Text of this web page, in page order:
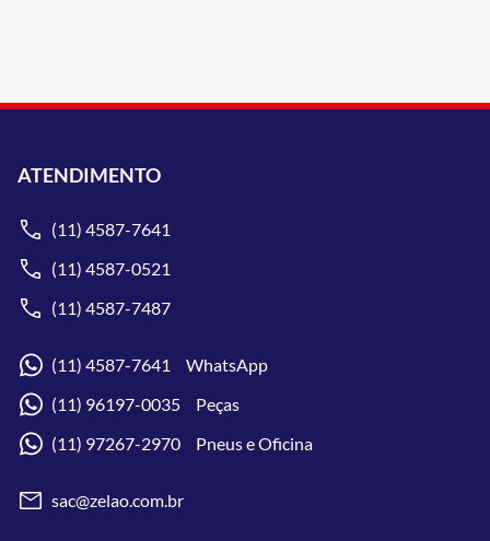
ATENDIMENTO
(11) 4587-7641
(11) 4587-0521
(11) 4587-7487
(11) 4587-7641 WhatsApp
(11) 96197-0035 Peças
(11) 97267-2970 Pneus e Oficina
sac@zelao.com.br